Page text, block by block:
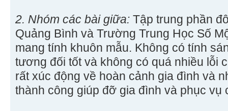
2. Nhóm các bài giữa: Tập trung phần
Quảng Bình và Trường Trung Học Số
mang tính khuôn mẫu. Không có tính
tương đối tốt và không có quá nhiều lỗi
rất xúc động về hoàn cảnh gia đình và
thành công giúp đỡ gia đình và phục vụ